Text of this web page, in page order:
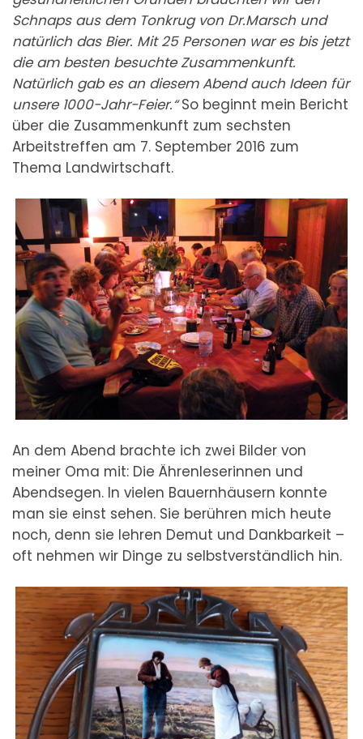
Schnaps aus dem Tonkrug von Dr.Marsch und
natürlich das Bier. Mit 25 Personen war es bis jetzt
die am besten besuchte Zusammenkunft.
Natürlich gab es an diesem Abend auch Ideen für
unsere 1000-Jahr-Feier.“So beginnt mein Bericht
über die Zusammenkunft zum sechsten
Arbeitstreffen am 7. September 2016 zum
Thema Landwirtschaft.
An dem Abend brachte ich zwei Bilder von
meiner Oma mit: Die Ährenleserinnen und
Abendsegen. In vielen Bauernhäusern konnte
man sie einst sehen. Sie berühren mich heute
noch, denn sie lehren Demut und Dankbarkeit –
oft nehmen wir Dinge zu selbstverständlich hin.